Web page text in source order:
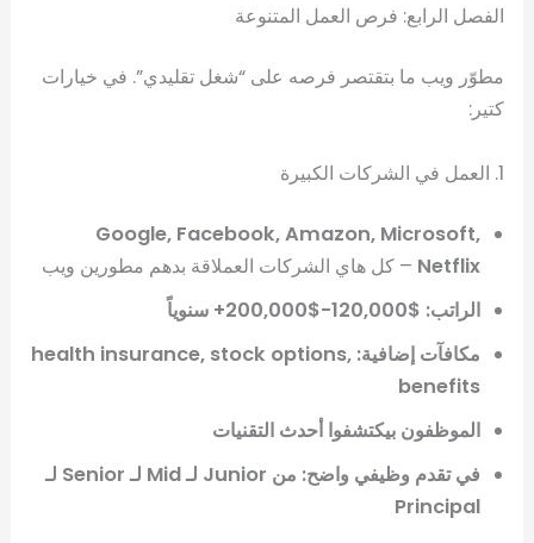
الفصل الرابع: فرص العمل المتنوعة
مطوّر ويب ما بتقتصر فرصه على “شغل تقليدي”. في خيارات
كتير:
1. العمل في الشركات الكبيرة
Google, Facebook, Amazon, Microsoft,
Netflix – كل هاي الشركات العملاقة بدهم مطورين ويب
الراتب: $120,000-$200,000+ سنوياً
مكافآت إضافية: health insurance, stock options,
benefits
الموظفون بيكتشفوا أحدث التقنيات
في تقدم وظيفي واضح: من Junior لـ Mid لـ Senior لـ
Principal